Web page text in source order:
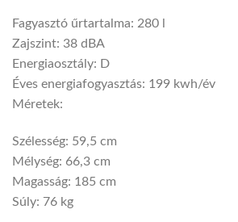
Fagyasztó űrtartalma: 280 l
Zajszint: 38 dBA
Energiaosztály: D
Éves energiafogyasztás: 199 kwh/év
Méretek:
Szélesség: 59,5 cm
Mélység: 66,3 cm
Magasság: 185 cm
Súly: 76 kg